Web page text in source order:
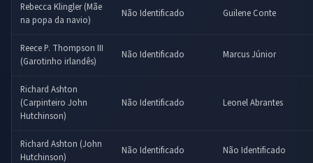
Rebecca Klingler (Mãe
na popa da navio)
Não Identificado Guilene Conte
Reece P. Thompson III
(Garotinho irlandês)
Não Identificado Marcus Júnior
Richard Ashton
(Carpinteiro John
Hutchinson)
Não Identificado Leonel Abrantes
Richard Ashton (John
Hutchinson)
Não Identificado Não Identificado